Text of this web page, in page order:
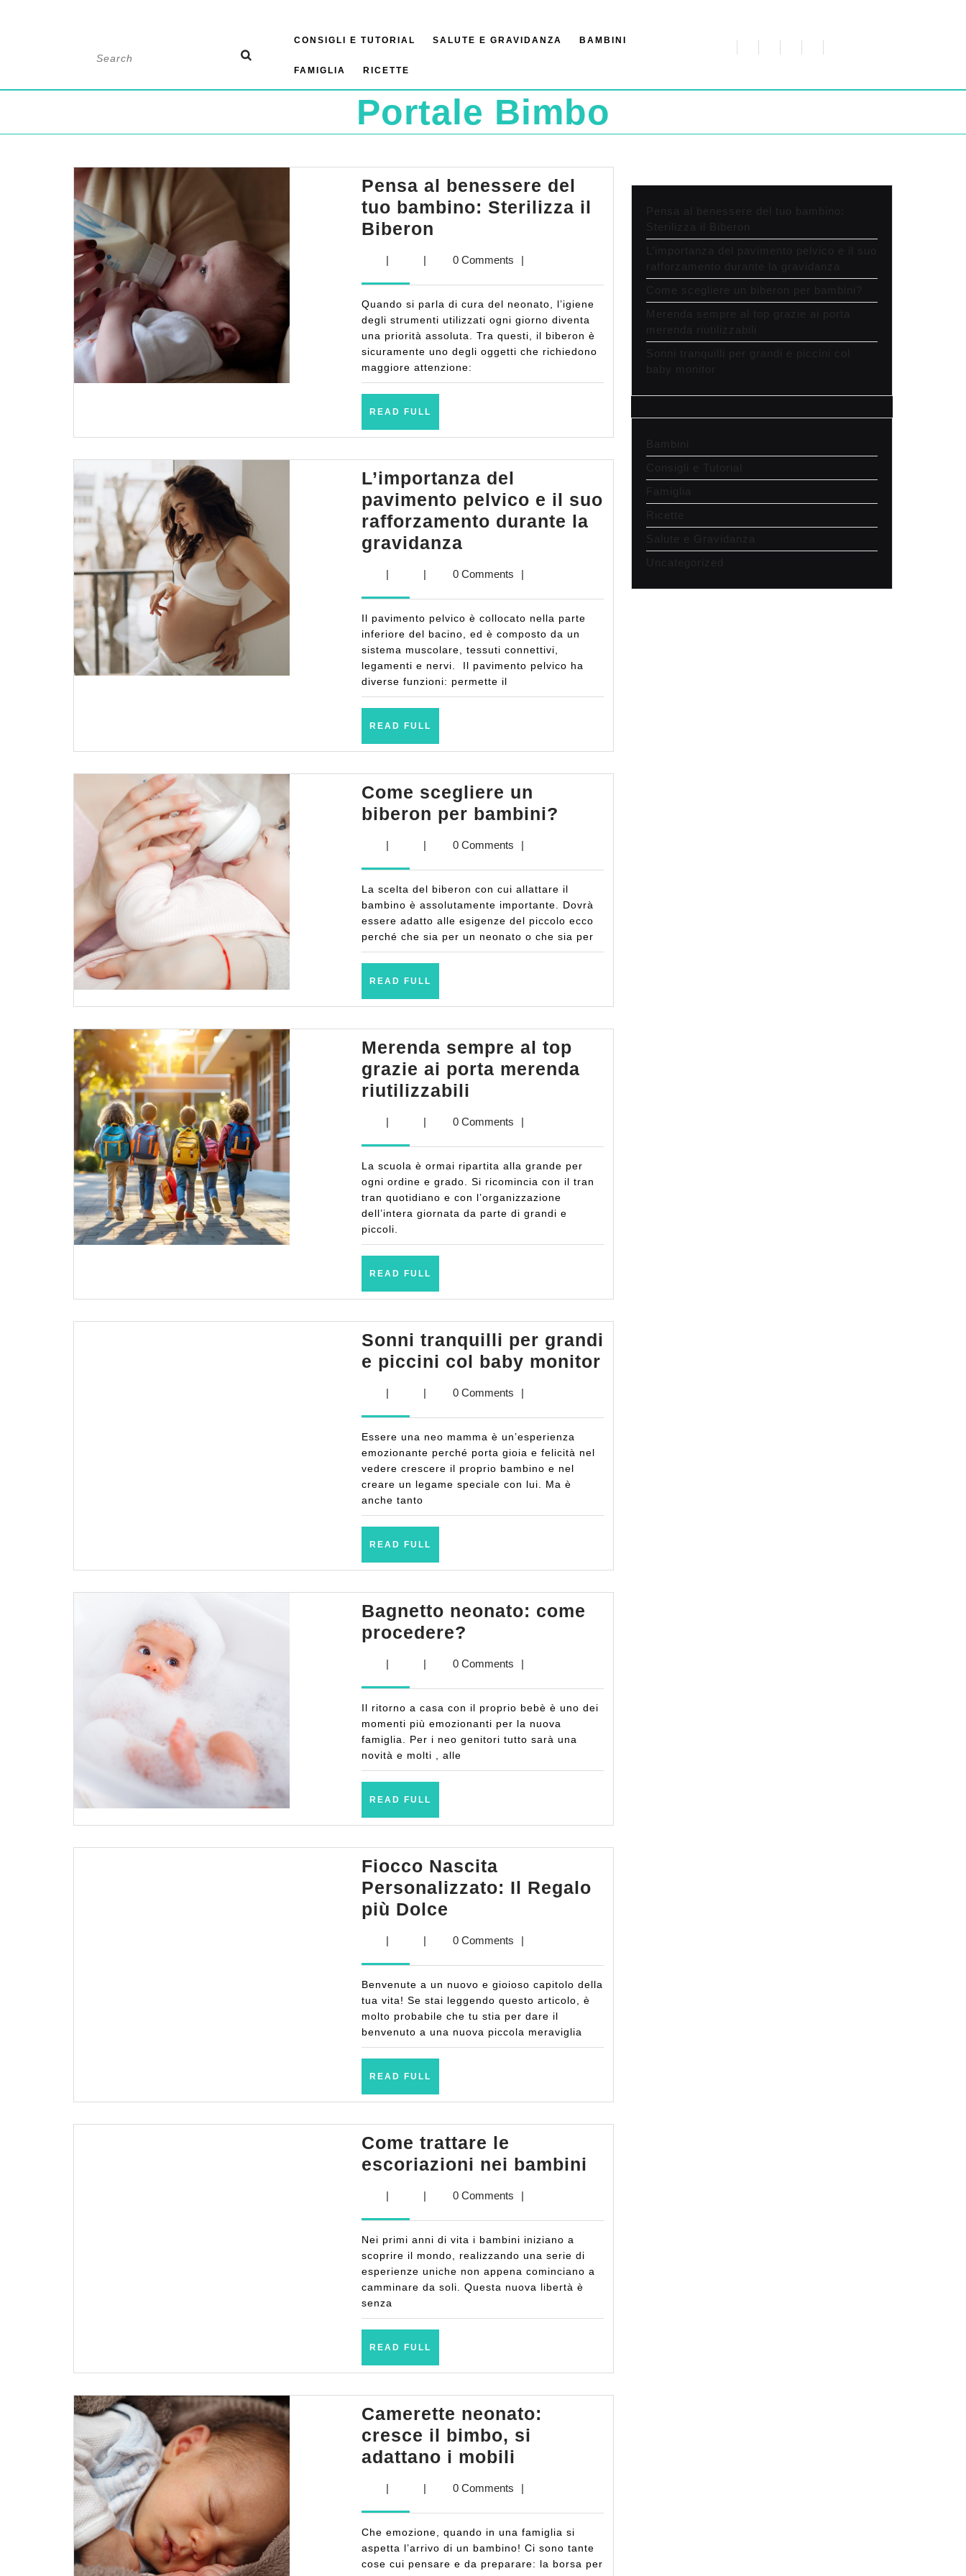
CONSIGLI E TUTORIAL SALUTE E GRAVIDANZA BAMBINI
FAMIGLIA RICETTE
Portale Bimbo
Pensa al benessere del
tuo bambino: Sterilizza il
Biberon
benessere
tuo
bambino:
Sterilizza
il
Biberon
| | 0 Comments |
Quando si parla di cura del neonato, l’igiene
degli strumenti utilizzati ogni giorno diventa
una priorità assoluta. Tra questi, il biberon è
sicuramente uno degli oggetti che richiedono
maggiore attenzione:
READ FULL
L’importanza del
pavimento pelvico e il suo
rafforzamento durante la
gravidanza
pavimento
e
il
suo
rafforzamento
gravidanza
| | 0 Comments |
Il pavimento pelvico è collocato nella parte
inferiore del bacino, ed è composto da un
sistema muscolare, tessuti connettivi,
legamenti e nervi. Il pavimento pelvico ha
diverse funzioni: permette il
READ FULL
Come scegliere un
biberon per bambini?
per
bambini?
| | 0 Comments |
La scelta del biberon con cui allattare il
bambino è assolutamente importante. Dovrà
essere adatto alle esigenze del piccolo ecco
perché che sia per un neonato o che sia per
READ FULL
Merenda sempre al top
grazie ai porta merenda
riutilizzabili
grazie
ai
porta
merenda
| | 0 Comments |
La scuola è ormai ripartita alla grande per
ogni ordine e grado. Si ricomincia con il tran
tran quotidiano e con l’organizzazione
dell’intera giornata da parte di grandi e
piccoli.
READ FULL
Sonni tranquilli per grandi
e piccini col baby monitor
baby
| | 0 Comments |
Essere una neo mamma è un’esperienza
emozionante perché porta gioia e felicità nel
vedere crescere il proprio bambino e nel
creare un legame speciale con lui. Ma è
anche tanto
READ FULL
Bagnetto neonato: come
procedere?
| | 0 Comments |
Il ritorno a casa con il proprio bebè è uno dei
momenti più emozionanti per la nuova
famiglia. Per i neo genitori tutto sarà una
novità e molti , alle
READ FULL
Fiocco Nascita
Personalizzato: Il Regalo
più Dolce
Personalizzato:
Regalo
più
Dolce
| | 0 Comments |
Benvenute a un nuovo e gioioso capitolo della
tua vita! Se stai leggendo questo articolo, è
molto probabile che tu stia per dare il
benvenuto a una nuova piccola meraviglia
READ FULL
Come trattare le
escoriazioni nei bambini
bambini
| | 0 Comments |
Nei primi anni di vita i bambini iniziano a
scoprire il mondo, realizzando una serie di
esperienze uniche non appena cominciano a
camminare da soli. Questa nuova libertà è
senza
READ FULL
Camerette neonato:
cresce il bimbo, si
adattano i mobili
cresce
bimbo,
si
| | 0 Comments |
Che emozione, quando in una famiglia si
aspetta l’arrivo di un bambino! Ci sono tante
cose cui pensare e da preparare: la borsa per
Pensa al benessere del tuo bambino:
Sterilizza il Biberon
L’importanza del pavimento pelvico e il suo
rafforzamento durante la gravidanza
Come scegliere un biberon per bambini?
Merenda sempre al top grazie ai porta
merenda riutilizzabili
Sonni tranquilli per grandi e piccini col
baby monitor
Bambini
Consigli e Tutorial
Famiglia
Ricette
Salute e Gravidanza
Uncategorized